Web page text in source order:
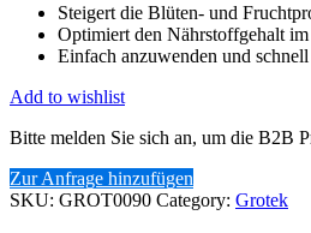
Steigert die Blüten- und
Optimiert den Nährstoffgehalt
Einfach anzuwenden und
Add to wishlist
Bitte melden Sie sich an, um die B2B
Zur Anfrage hinzufügen
SKU: GROT0090 Category: Grotek